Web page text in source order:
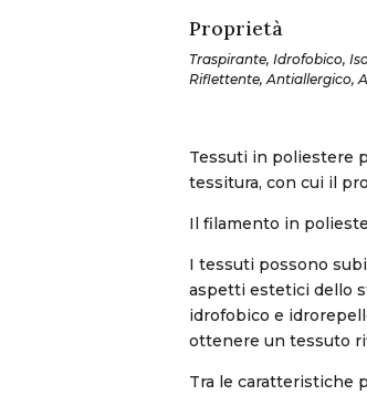
Proprietà
Traspirante, Idrofobico,
Riflettente, Antiallergico,
Tessuti in poliestere
tessitura, con cui il
Il filamento in
I tessuti possono
aspetti estetici dello
idrofobico e
ottenere un tessuto
Tra le caratteristiche